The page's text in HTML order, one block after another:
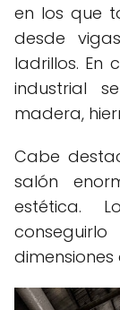
en los que
desde
ladrillos. En
industrial
madera,
Cabe
salón
estética.